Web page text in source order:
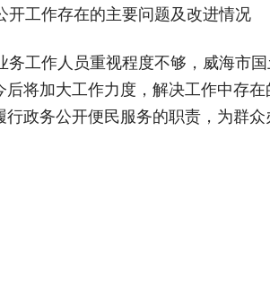
工作存在的主要问题及改进情况
工作人员重视程度不够，威海市
后将加大工作力度，解决工作中存
政务公开便民服务的职责，为群众